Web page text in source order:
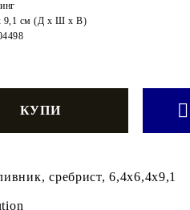
9,1 см (Д х Ш х В)
сребрист, 6,4x6,4x9,1